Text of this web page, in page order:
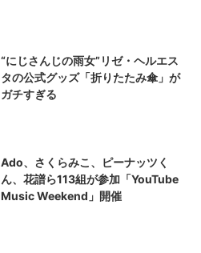
“にじさんじの雨女”リゼ・ヘルエス
タの公式グッズ「折りたたみ傘」が
ガチすぎる
Ado、さくらみこ、ピーナッツく
ん、花譜ら113組が参加「YouTube
Music Weekend」開催